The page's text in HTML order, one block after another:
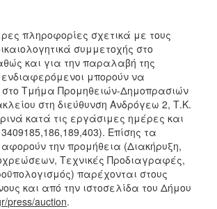
πληροφορίες σχετικά με τους
συμμετοχής στο
και για την παραλαβή της
ενδιαφερόμενοι μπορούν να
στο Τμήμα Προμηθειών-Δημοπρασιών
στη διεύθυνση Ανδρόγεω 2, Τ.Κ.
κατά τις εργάσιμες ημέρες και
Επίσης τα
την προμήθεια (Διακήρυξη,
Τεχνικές Προδιαγραφές,
παρέχονται στους
και από την ιστοσελίδα του Δήμου
/press/auction.